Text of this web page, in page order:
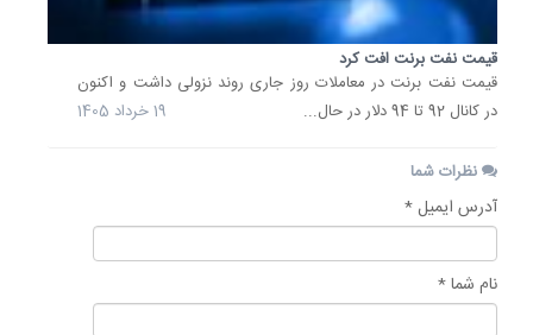
قیمت نفت برنت افت کرد
قیمت نفت برنت در معاملات روز جاری روند نزولی داشت و اکنون
در کانال 92 تا 94 دلار در حال...
19 خرداد 1405
نظرات شما
آدرس ایمیل *
نام شما *